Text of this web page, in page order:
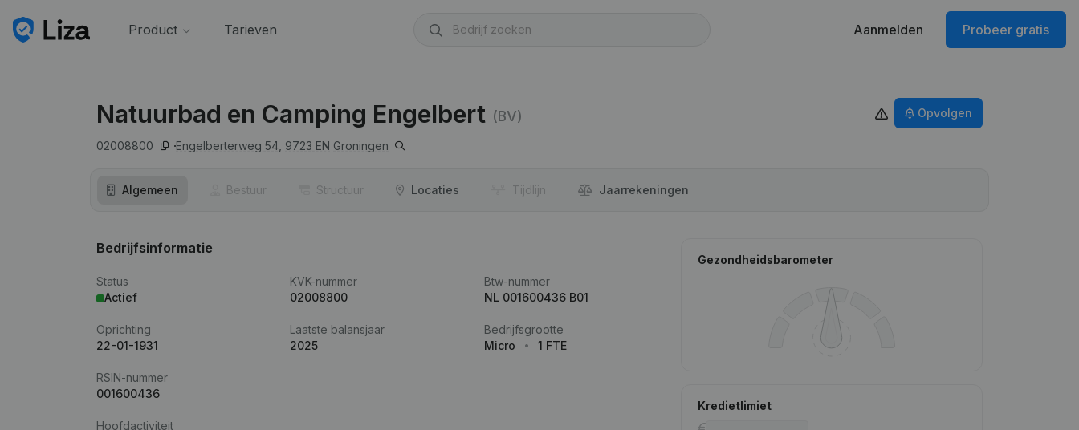
Product Tarieven Aanmelden Probeer gratis
Natuurbad en Camping Engelbert (BV)
02008800 Engelberterweg 54, 9723 EN Groningen
Opvolgen
Algemeen Bestuur Structuur Locaties Tijdlijn Jaar­rekeningen
Bedrijfsinformatie
Status
Actief
KVK-nummer
02008800
Btw-nummer
NL 001600436 B01
Oprichting
22-01-1931
Laatste balansjaar
2025
Bedrijfsgrootte
Micro
1 FTE
RSIN-nummer
001600436
Hoofdactiviteit
Gezondheidsbarometer
Kredietlimiet